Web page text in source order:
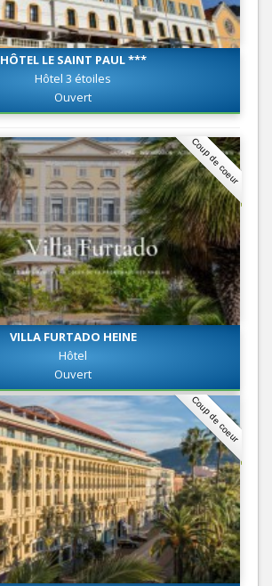
HÔTEL LE SAINT PAUL ***
Hôtel 3 étoiles
Ouvert
Coup de coeur
VILLA FURTADO HEINE
Hôtel
Ouvert
Coup de coeur